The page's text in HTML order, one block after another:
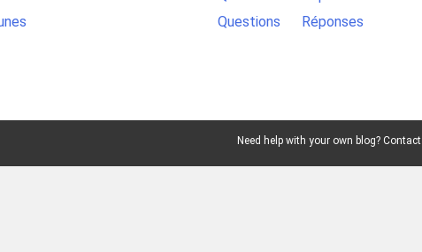
Questions Réponses
Need help with your own blog?